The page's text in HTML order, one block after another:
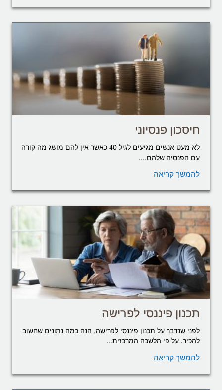
חיסכון פנסיוני
לא מעט אנשים מגיעים לגיל 40 כאשר אין להם מושג מה קורה
עם הפנסיה שלהם....
להמשך קריאה
תכנון פיננסי לפרישה
לפני שנדבר על תכנון פיננסי לפרישה, הנה כמה נתונים שחשוב
להכיר. על פי הלשכה המרכזית...
להמשך קריאה